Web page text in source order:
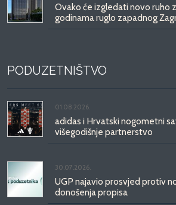
Ovako će izgledati novo ruho
godinama ruglo zapadnog
PODUZETNIŠTVO
01.08.2026.
adidas i Hrvatski nogometni
višegodišnje partnerstvo
30.07.2026.
UGP najavio prosvjed protiv
donošenja propisa